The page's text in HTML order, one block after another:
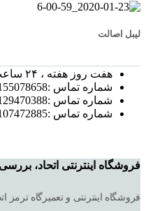
لیبل اصالت
هفت روز هفته ، ۲۴ ساعت شبانه‌روز پاسخگوی شما هستیم
شماره تماس :02155078658|
شماره تماس :09129470388|
شماره تماس :09107472885|
فروشگاه اینترنتی اتحاد،
فروشگاه اینترنتی و تعمیرگاه ترمز